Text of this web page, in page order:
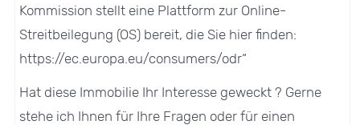
Kommission stellt eine Plattform zur Online-
Streitbeilegung (OS) bereit, die Sie hier finden:
https://ec.europa.eu/consumers/odr“
Hat diese Immobilie Ihr Interesse geweckt ? Gerne
stehe ich Ihnen für Ihre Fragen oder für einen